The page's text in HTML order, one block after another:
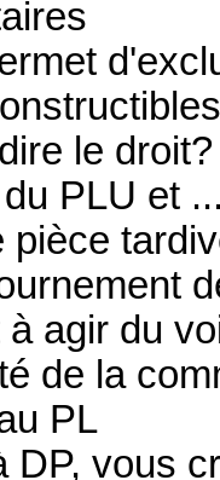
le droit?
PLU et
pièce
agir du
de la
PL
DP, vous